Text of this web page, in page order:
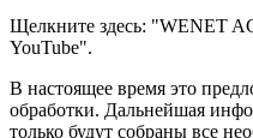
Щелкните здесь: "WENET
YouTube".
В настоящее время это
обработки. Дальнейшая
только будут собраны все